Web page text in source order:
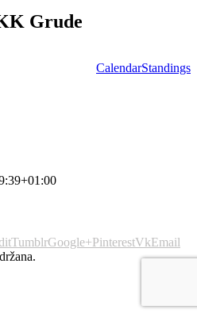
Grude
CalendarStandings
TumblrGoogle+PinterestVkEmail